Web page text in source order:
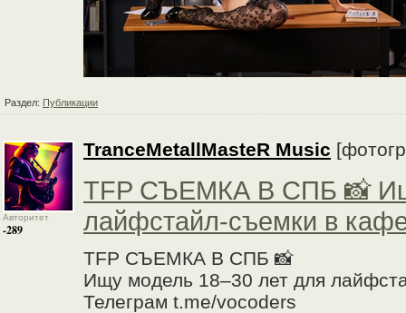
Раздел: Публикации
Авторитет
-289
TranceMetallMasteR Music
TFP СЪЕМКА В СПБ 📸
лайфстайл-съемки в
TFP СЪЕМКА В СПБ 📸
Ищу модель 18–30 лет для
Телеграм t.me/vocoders